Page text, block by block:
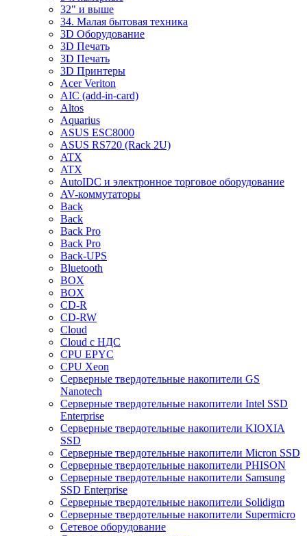
32" и выше
34. Малая бытовая техника
3D Оборудование
3D Печать
3D Печать
3D Принтеры
Acer Veriton
AIC (add-in-card)
Altos
Aquarius
ASUS ESC8000
ASUS RS720 (Rack 2U)
ATX
ATX
AutoIDC и электронное торговое оборудование
AV-коммутаторы
Back
Back
Back Pro
Back Pro
Back-UPS
Bluetooth
BOX
BOX
CD-R
CD-RW
Cloud
Cloud с НДС
CPU EPYC
CPU Xeon
Cерверные твердотельные накопители GS
Nanotech
Cерверные твердотельные накопители Intel SSD
Enterprise
Cерверные твердотельные накопители KIOXIA
SSD
Cерверные твердотельные накопители Micron SSD
Cерверные твердотельные накопители PHISON
Cерверные твердотельные накопители Samsung
SSD Enterprise
Cерверные твердотельные накопители Solidigm
Cерверные твердотельные накопители Supermicro
Cетевое оборудование